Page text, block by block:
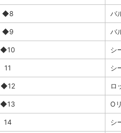
◆8 バ
◆9 バ
◆10 シ
11 シ
◆12 ロ
◆13 O
14 シ